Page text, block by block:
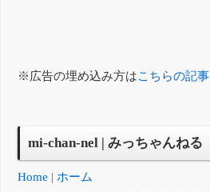
※広告の埋め込み方はこちらの記事
mi-chan-nel | みっちゃんねる
Home | ホーム